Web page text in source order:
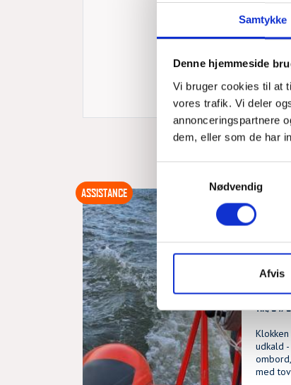
Samtykke
Denne hjemmeside
Vi bruger cookies til at
vores trafik. Vi deler
annonceringspartnere
dem, eller som de har
Nødvendig
Afvis
TIR, 04/
udkald
med
ASSISTANCE